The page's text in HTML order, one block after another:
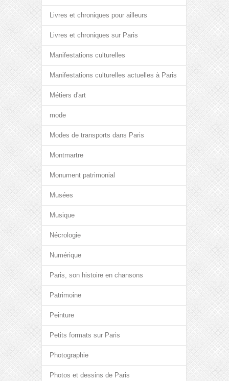
Livres et chroniques pour ailleurs
Livres et chroniques sur Paris
Manifestations culturelles
Manifestations culturelles actuelles à Paris
Métiers d'art
mode
Modes de transports dans Paris
Montmartre
Monument patrimonial
Musées
Musique
Nécrologie
Numérique
Paris, son histoire en chansons
Patrimoine
Peinture
Petits formats sur Paris
Photographie
Photos et dessins de Paris